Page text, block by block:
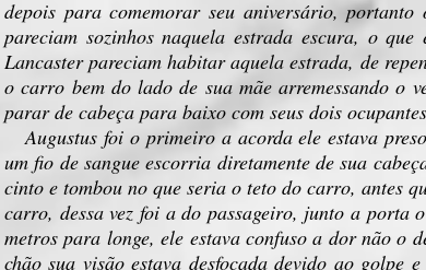
depois para comemorar seu aniversário,
pareciam sozinhos naquela estrada escura, o
Lancaster pareciam habitar aquela estrada, de
o carro bem do lado de sua mãe arremessando o
parar de cabeça para baixo com seus dois
Augustus foi o primeiro a acorda ele estava
um fio de sangue escorria diretamente de sua
cinto e tombou no que seria o teto do carro, antes
carro, dessa vez foi a do passageiro, junto a porta
metros para longe, ele estava confuso a dor não o
chão sua visão estava desfocada devido ao golpe